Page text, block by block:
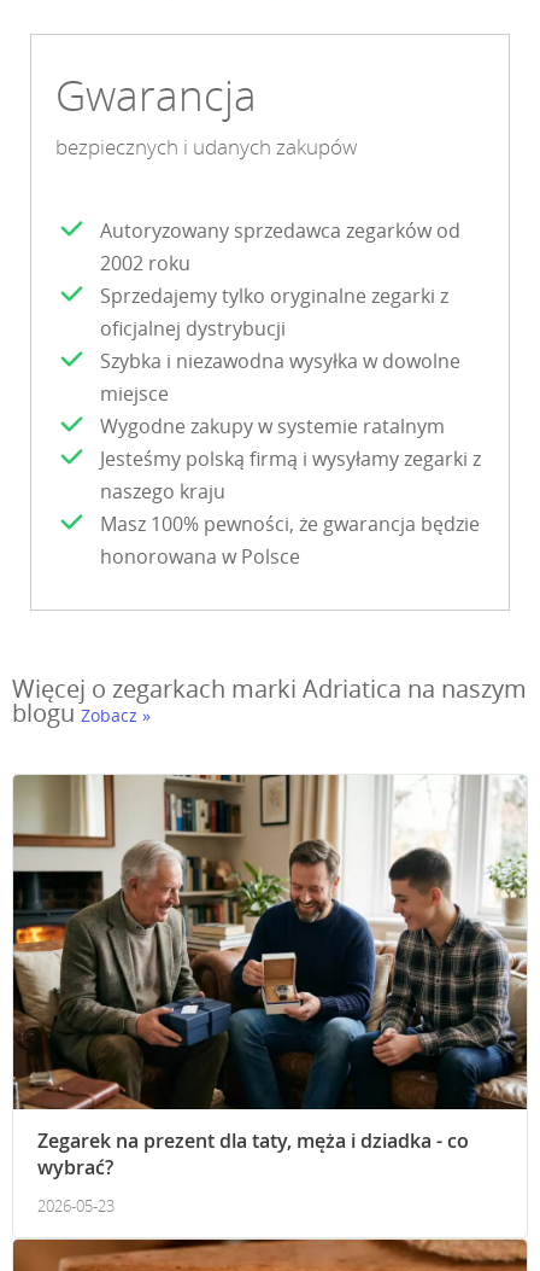
Gwarancja
bezpiecznych i udanych zakupów
Autoryzowany sprzedawca zegarków od
2002 roku
Sprzedajemy tylko oryginalne zegarki z
oficjalnej dystrybucji
Szybka i niezawodna wysyłka w dowolne
miejsce
Wygodne zakupy w systemie ratalnym
Jesteśmy polską firmą i wysyłamy zegarki z
naszego kraju
Masz 100% pewności, że gwarancja będzie
honorowana w Polsce
Więcej o zegarkach marki Adriatica na naszym
bloguZobacz »
Zegarek na prezent dla taty, męża i dziadka - co
wybrać?
2026-05-23